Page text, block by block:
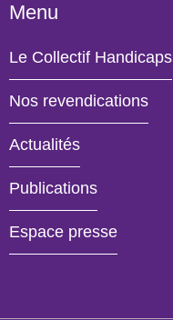
Menu
Le Collectif Handicaps
Nos revendications
Actualités
- Actif
Publications
Espace presse